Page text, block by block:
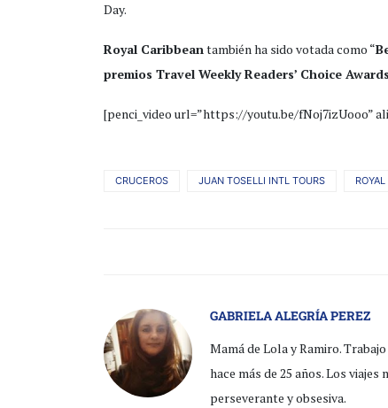
Day.
Royal Caribbeantambién ha sido votada como “
premios Travel Weekly Readers’ Choice
[penci_video url=”https://youtu.be/fNoj7izUooo”
CRUCEROS JUAN TOSELLI INTL TOURS
GABRIELA ALEGRÍA PEREZ
Mamá de Lola y Ramiro.
hace más de 25 años. Los
perseverante y obsesiva.